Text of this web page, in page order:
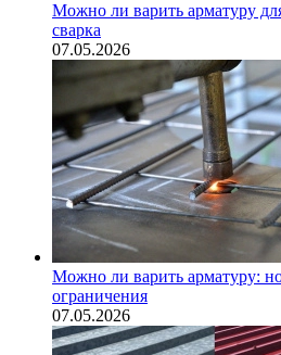
Можно ли варить арматуру
сварка
07.05.2026
Можно ли варить арматуру:
ограничения
07.05.2026